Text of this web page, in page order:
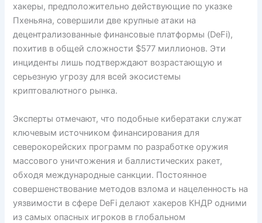
хакеры, предположительно действующие по указке
Пхеньяна, совершили две крупные атаки на
децентрализованные финансовые платформы (DeFi),
похитив в общей сложности $577 миллионов. Эти
инциденты лишь подтверждают возрастающую и
серьезную угрозу для всей экосистемы
криптовалютного рынка.
Эксперты отмечают, что подобные кибератаки служат
ключевым источником финансирования для
северокорейских программ по разработке оружия
массового уничтожения и баллистических ракет,
обходя международные санкции. Постоянное
совершенствование методов взлома и нацеленность на
уязвимости в сфере DeFi делают хакеров КНДР одними
из самых опасных игроков в глобальном